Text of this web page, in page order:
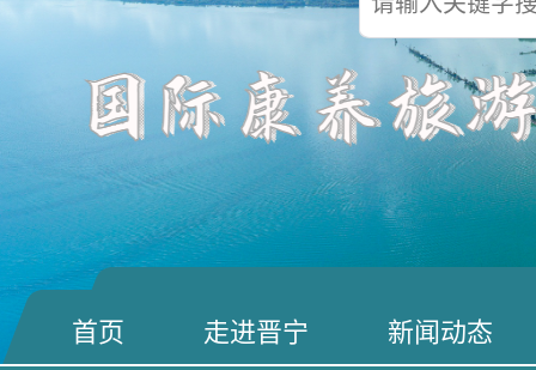
首页 走进晋宁 新闻动态